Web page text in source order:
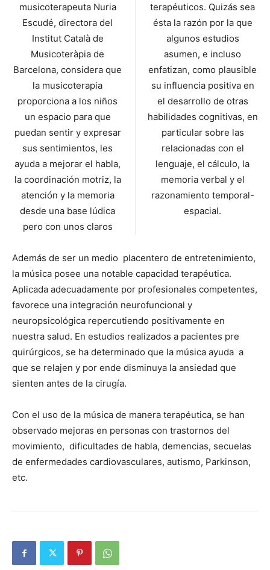
musicoterapeuta Nuria
Escudé, directora del
Institut Català de
Musicoteràpia de
Barcelona, considera que
la musicoterapia
proporciona a los niños
un espacio para que
puedan sentir y expresar
sus sentimientos, les
ayuda a mejorar el habla,
la coordinación motriz, la
atención y la memoria
desde una base lúdica
pero con unos claros
terapéuticos. Quizás sea
ésta la razón por la que
algunos estudios
asumen, e incluso
enfatizan, como plausible
su influencia positiva en
el desarrollo de otras
habilidades cognitivas, en
particular sobre las
relacionadas con el
lenguaje, el cálculo, la
memoria verbal y el
razonamiento temporal-
espacial.
Además de ser un medio placentero de entretenimiento,
la música posee una notable capacidad terapéutica.
Aplicada adecuadamente por profesionales competentes,
favorece una integración neurofuncional y
neuropsicológica repercutiendo positivamente en
nuestra salud. En estudios realizados a pacientes pre
quirúrgicos, se ha determinado que la música ayuda a
que se relajen y por ende disminuya la ansiedad que
sienten antes de la cirugía.
Con el uso de la música de manera terapéutica, se han
observado mejoras en personas con trastornos del
movimiento, dificultades de habla, demencias, secuelas
de enfermedades cardiovasculares, autismo, Parkinson,
etc.